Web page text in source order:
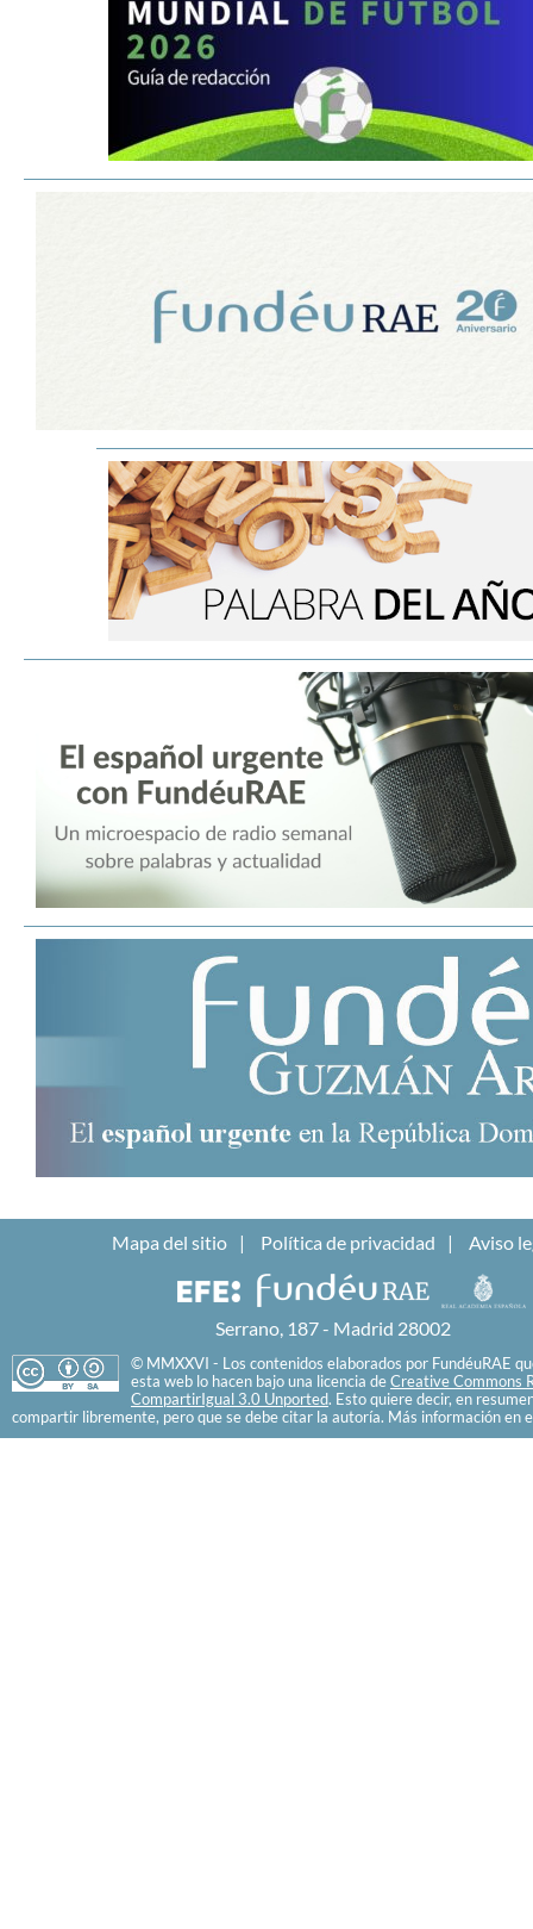
Mapa del sitio Política de privacidad Aviso
Serrano, 187 - Madrid 28002
© MMXXVI - Los contenidos elaborados por FundéuRAE
esta web lo hacen bajo una licencia de Creative Commons
CompartirIgual 3.0 Unported. Esto quiere decir, en
compartir libremente, pero que se debe citar la autoría. Más información en